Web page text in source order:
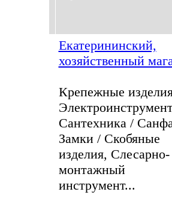
Екатерининский,
хозяйственный
Крепежные
Сантехника /
Замки / Скобяные
изделия, Слесарно-
монтажный
инструмент...